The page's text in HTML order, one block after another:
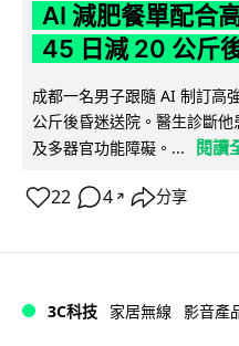
AI 減肥餐單配合
45 日減 20 公斤
成都一名男子跟隨 AI 制訂高
公斤後昏迷送院。醫生診斷
及多器官功能障礙。...
閱讀
22 4 ↗ 分享
3C科技 家居無線 影音產